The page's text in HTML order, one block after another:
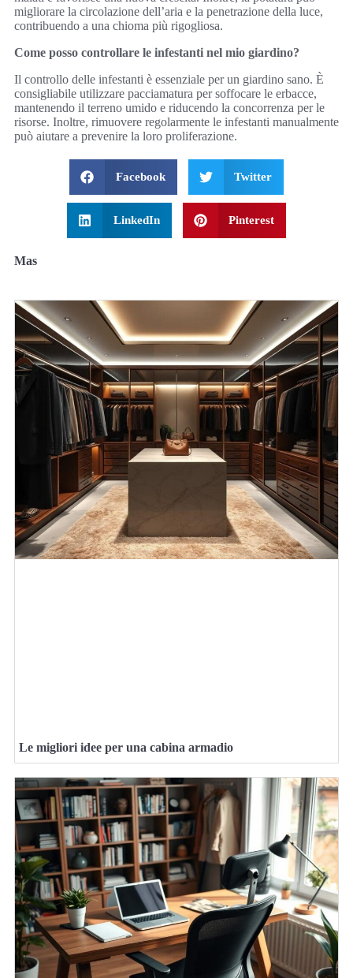
migliorare la circolazione dell’aria e la penetrazione della luce,
contribuendo a una chioma più rigogliosa.
Come posso controllare le infestanti nel mio giardino?
Il controllo delle infestanti è essenziale per un giardino sano. È
consigliabile utilizzare pacciamatura per soffocare le erbacce,
mantenendo il terreno umido e riducendo la concorrenza per le
risorse. Inoltre, rimuovere regolarmente le infestanti manualmente
può aiutare a prevenire la loro proliferazione.
Facebook Twitter
LinkedIn Pinterest
Mas
Le migliori idee per una cabina armadio